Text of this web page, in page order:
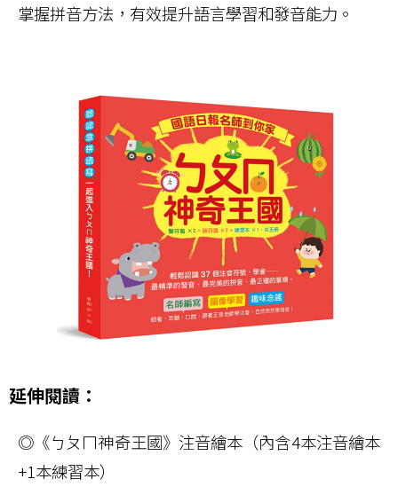
掌握拼音方法，有效提升語言學習和發音能力。
延伸閱讀：
◎《ㄅㄆㄇ神奇王國》注音繪本（內含4本注音繪本
+1本練習本）